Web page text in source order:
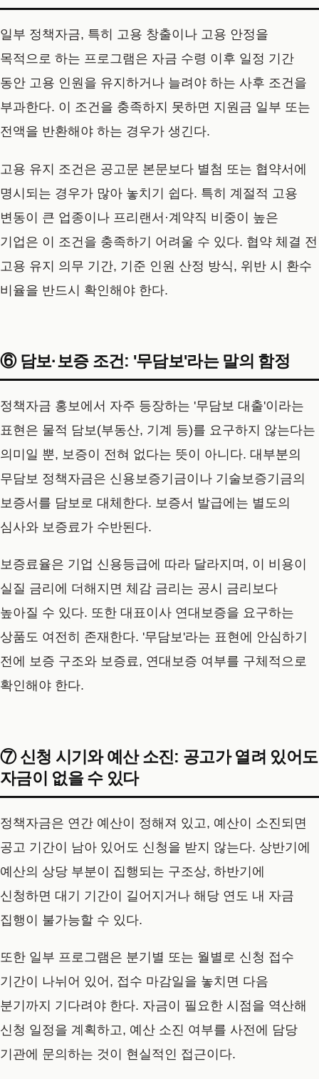
일부 정책자금, 특히 고용 창출이나 고용 안정을
목적으로 하는 프로그램은 자금 수령 이후 일정 기간
동안 고용 인원을 유지하거나 늘려야 하는 사후 조건을
부과한다. 이 조건을 충족하지 못하면 지원금 일부 또는
전액을 반환해야 하는 경우가 생긴다.
고용 유지 조건은 공고문 본문보다 별첨 또는 협약서에
명시되는 경우가 많아 놓치기 쉽다. 특히 계절적 고용
변동이 큰 업종이나 프리랜서·계약직 비중이 높은
기업은 이 조건을 충족하기 어려울 수 있다. 협약 체결 전
고용 유지 의무 기간, 기준 인원 산정 방식, 위반 시 환수
비율을 반드시 확인해야 한다.
⑥ 담보·보증 조건: '무담보'라는 말의 함정
정책자금 홍보에서 자주 등장하는 '무담보 대출'이라는
표현은 물적 담보(부동산, 기계 등)를 요구하지 않는다는
의미일 뿐, 보증이 전혀 없다는 뜻이 아니다. 대부분의
무담보 정책자금은 신용보증기금이나 기술보증기금의
보증서를 담보로 대체한다. 보증서 발급에는 별도의
심사와 보증료가 수반된다.
보증료율은 기업 신용등급에 따라 달라지며, 이 비용이
실질 금리에 더해지면 체감 금리는 공시 금리보다
높아질 수 있다. 또한 대표이사 연대보증을 요구하는
상품도 여전히 존재한다. '무담보'라는 표현에 안심하기
전에 보증 구조와 보증료, 연대보증 여부를 구체적으로
확인해야 한다.
⑦ 신청 시기와 예산 소진: 공고가 열려 있어도
자금이 없을 수 있다
정책자금은 연간 예산이 정해져 있고, 예산이 소진되면
공고 기간이 남아 있어도 신청을 받지 않는다. 상반기에
예산의 상당 부분이 집행되는 구조상, 하반기에
신청하면 대기 기간이 길어지거나 해당 연도 내 자금
집행이 불가능할 수 있다.
또한 일부 프로그램은 분기별 또는 월별로 신청 접수
기간이 나뉘어 있어, 접수 마감일을 놓치면 다음
분기까지 기다려야 한다. 자금이 필요한 시점을 역산해
신청 일정을 계획하고, 예산 소진 여부를 사전에 담당
기관에 문의하는 것이 현실적인 접근이다.